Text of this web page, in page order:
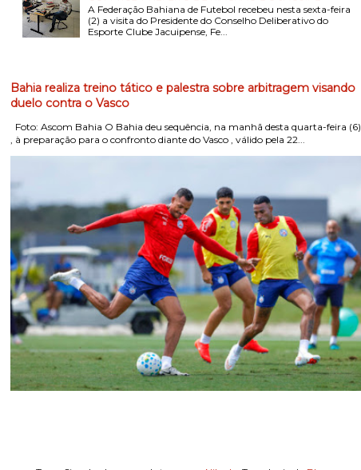
A Federação Bahiana de Futebol recebeu nesta sexta-feira
(2) a visita do Presidente do Conselho Deliberativo do
Esporte Clube Jacuipense, Fe...
Bahia realiza treino tático e palestra sobre arbitragem visando
duelo contra o Vasco
Foto: Ascom Bahia O Bahia deu sequência, na manhã desta quarta-feira (6)
, à preparação para o confronto diante do Vasco , válido pela 22...